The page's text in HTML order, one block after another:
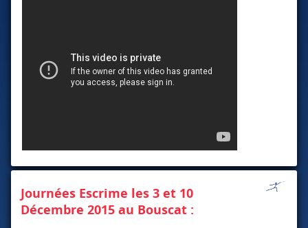
Journées Escrime les 3 et 10
Décembre 2015 au Bouscat :